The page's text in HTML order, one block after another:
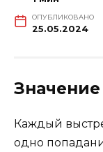
ОПУБЛИКОВАНО
25.05.2024
Значение
Каждый
одно